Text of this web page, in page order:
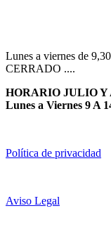
Lunes a viernes de
CERRADO ....
HORARIO JULIO Y
Lunes a Viernes 9 A
Política de privacidad
Aviso Legal